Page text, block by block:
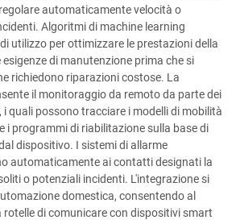
automaticamente velocità o
Algoritmi di machine learning
utilizzo per ottimizzare le prestazioni della
esigenze di manutenzione prima che si
richiedono riparazioni costose. La
il monitoraggio da remoto da parte dei
quali possono tracciare i modelli di mobilità
i programmi di riabilitazione sulla base di
dispositivo. I sistemi di allarme
automaticamente ai contatti designati la
o potenziali incidenti. L'integrazione si
domestica, consentendo al
rotelle di comunicare con dispositivi smart